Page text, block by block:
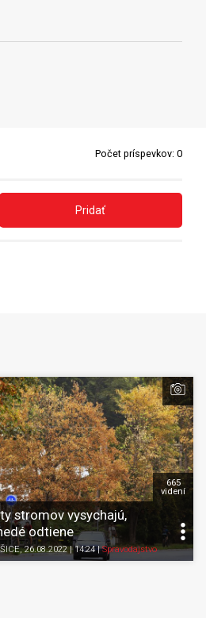
Počet príspevkov: 0
Pridať
Pozrieť neskôr
K obľúbeným
Zdieľať
stromov vysychajú,
odtiene
, 26.08.2022 | 14:24|Spravodajstvo
665
videní